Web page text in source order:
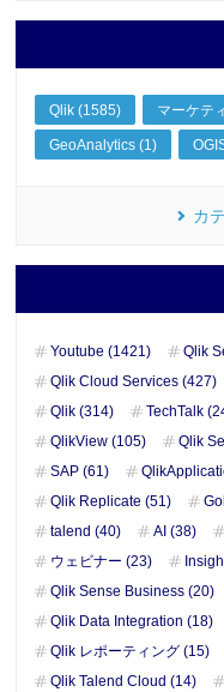
Qlik (1585) マーケテ
GeoAnalytics (1)
カ
Youtube (1421)
Qlik
Qlik Cloud Services (427)
Qlik (314)
TechTalk
QlikView (105)
Qlik
SAP (61)
Qlik Replicate (51)
talend (40)
AI (38)
ウェビナー (23)
Qlik Sense Business (20)
Qlik Data Integration (18)
Qlik レポーティング (15)
Qlik Talend Cloud (14)